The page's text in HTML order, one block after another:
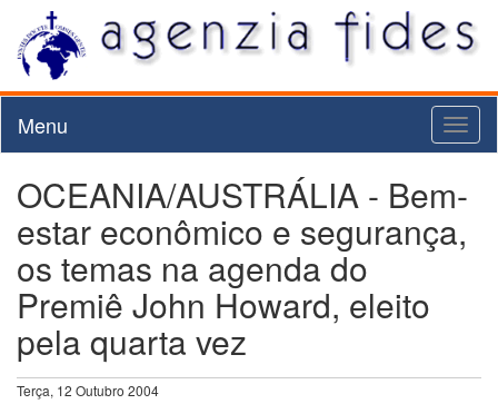
Menu
OCEANIA/AUSTRÁLIA - Bem-
estar econômico e segurança,
os temas na agenda do
Premiê John Howard, eleito
pela quarta vez
Terça, 12 Outubro 2004